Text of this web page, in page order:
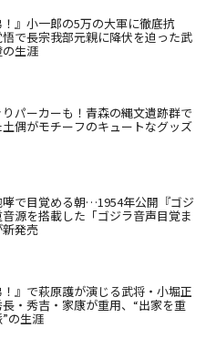
！』小一郎の5万の大軍に徹底抗
で長宗我部元親に降伏を迫った武
生涯
パーカーも！青森の縄文遺跡群で
偶がモチーフのキュートなグッズ
哮で目覚める朝…1954年公開『ゴジ
源を搭載した「ゴジラ音声目覚ま
新発売
！』で萩原護が演じる武将・小堀正
・秀吉・家康が重用、“出家を重
の生涯